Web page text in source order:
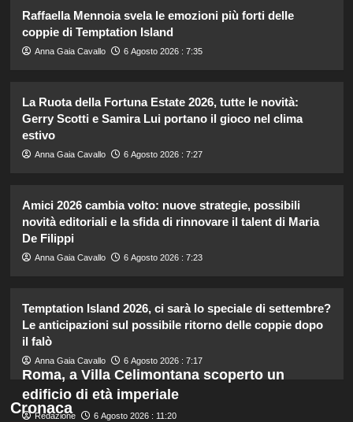
5
Temptation Island: Diretta della
nona puntata, tutte le emozioni e i
colpi di scena!
1
Katia Fanelli sostiene Sabrina
Soussi: “È vittima di un ingiusto
attacco mediatico”.
doppia impresa storica
3
4
una mancanza rivela le sue priorità
con il terzo bambino.
Raffaella Mennoia svela le emozioni più forti delle
coppie di Temptation Island
Anna Gaia Cavallo 6 Agosto 2026 : 7:35
La Ruota della Fortuna Estate 2026, tutte le novità:
Gerry Scotti e Samira Lui portano il gioco nel clima
estivo
Anna Gaia Cavallo 6 Agosto 2026 : 7:27
Amici 2026 cambia volto: nuove strategie, possibili
novità editoriali e la sfida di rinnovare il talent di Maria
De Filippi
Anna Gaia Cavallo 6 Agosto 2026 : 7:23
Temptation Island 2026, ci sarà lo speciale di settembre?
Le anticipazioni sul possibile ritorno delle coppie dopo
il falò
Anna Gaia Cavallo 6 Agosto 2026 : 7:17
Cronaca
Roma, a Villa Celimontana scoperto un
edificio di età imperiale
Redazione 6 Agosto 2026 : 11:20